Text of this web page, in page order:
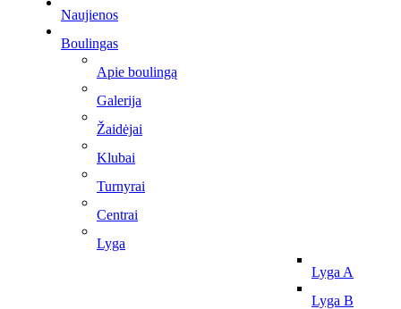
Naujienos
Boulingas
Apie boulingą
Galerija
Žaidėjai
Klubai
Turnyrai
Centrai
Lyga
Lyga A
Lyga B